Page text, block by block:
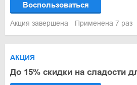
Воспользоваться
Акция завершена Применена 7 раз
АКЦИЯ
До 15% скидки на сладости